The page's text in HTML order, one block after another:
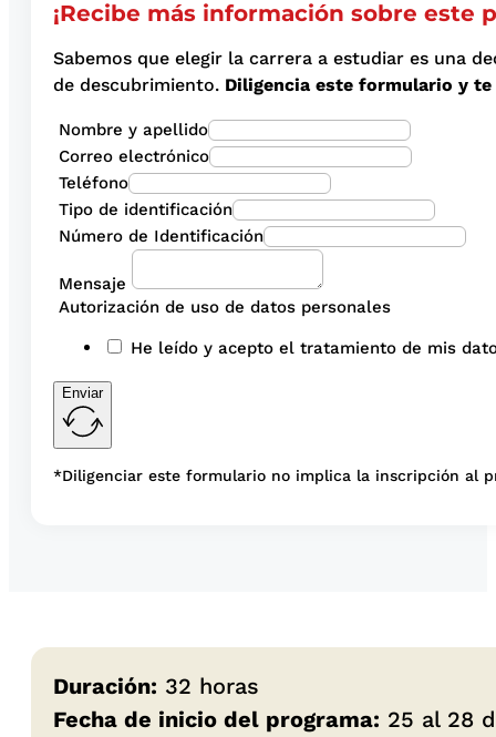
¡Recibe más información sobre este
Sabemos que elegir la carrera a estudiar es una
de descubrimiento. Diligencia este formulario y
Nombre y apellido
Correo electrónico
Teléfono
Tipo de identificación
Número de Identificación
Mensaje
Autorización de uso de datos personales
He leído y acepto el tratamiento de mis
Enviar
*Diligenciar este formulario no implica la inscripción al
Duración: 32 horas
Fecha de inicio del programa: 25 al 28